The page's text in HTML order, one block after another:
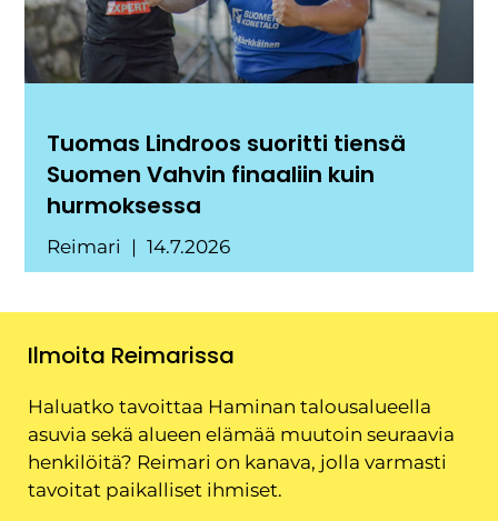
Tuomas Lindroos suoritti tiensä
Suomen Vahvin finaaliin kuin
hurmoksessa
Reimari 14.7.2026
Ilmoita Reimarissa
Haluatko tavoittaa Haminan talousalueella
asuvia sekä alueen elämää muutoin seuraavia
henkilöitä? Reimari on kanava, jolla varmasti
tavoitat paikalliset ihmiset.